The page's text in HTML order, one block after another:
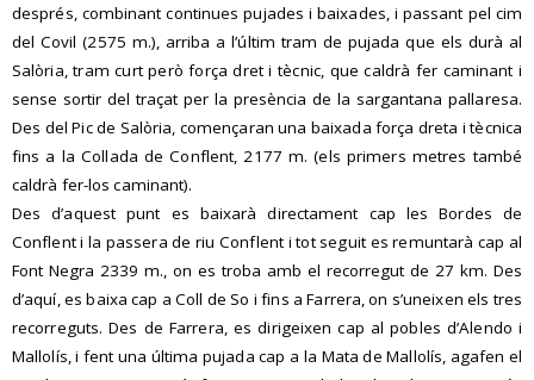
després, combinant continues pujades i baixades, i passant pel cim
del Covil (2575 m.), arriba a l’últim tram de pujada que els durà al
Salòria, tram curt però força dret i tècnic, que caldrà fer caminant i
sense sortir del traçat per la presència de la sargantana pallaresa.
Des del Pic de Salòria, començaran una baixada força dreta i tècnica
fins a la Collada de Conflent, 2177 m. (els primers metres també
caldrà fer-los caminant).
Des d’aquest punt es baixarà directament cap les Bordes de
Conflent i la passera de riu Conflent i tot seguit es remuntarà cap al
Font Negra 2339 m., on es troba amb el recorregut de 27 km. Des
d’aquí, es baixa cap a Coll de So i fins a Farrera, on s’uneixen els tres
recorreguts. Des de Farrera, es dirigeixen cap al pobles d’Alendo i
Mallolís, i fent una última pujada cap a la Mata de Mallolís, agafen el